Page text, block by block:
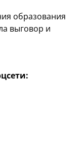
образования
выговор и